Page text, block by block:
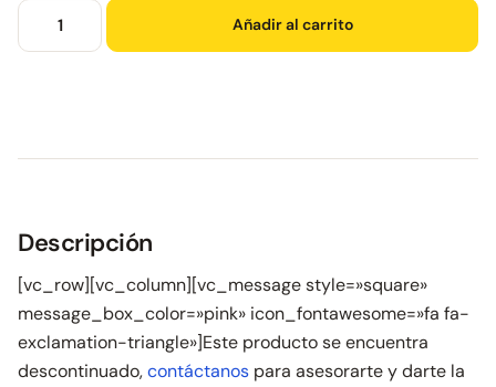
Añadir al carrito
Descripción
[vc_row][vc_column][vc_message style=»square»
message_box_color=»pink» icon_fontawesome=»fa fa-
exclamation-triangle»]Este producto se encuentra
descontinuado,contáctanos para asesorarte y darte la